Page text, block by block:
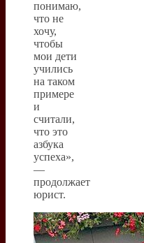
понимаю,
что не
хочу,
чтобы
мои дети
учились
на таком
примере
и
считали,
что это
азбука
успеха»,
—
продолжает
юрист.